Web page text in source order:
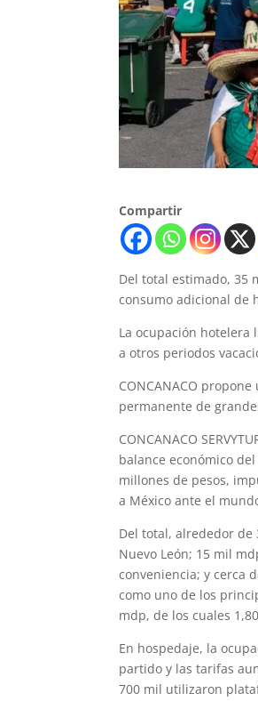
Compartir
Del total estimado, 35
consumo adicional de
La ocupación hotelera
a otros periodos
CONCANACO
permanente de
CONCANACO
balance económico
millones de pesos,
a México ante el
Del total, alrededor
Nuevo León; 15 mil
conveniencia; y cerca
como uno de los
mdp, de los cuales
En hospedaje, la
partido y las tarifas
700 mil utilizaron